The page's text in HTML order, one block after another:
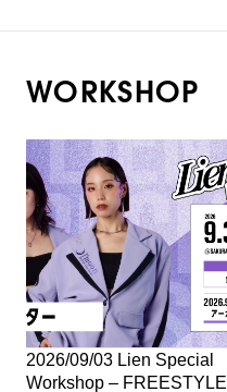
WORKSHOP
2026/09/03 Lien Special
Workshop – FREESTYLE